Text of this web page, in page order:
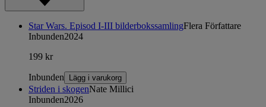
Star Wars. Episod I-III bilderbokssamlingFlera Författare
Inbunden2024
199 kr
Inbunden Lägg i varukorg
Striden i skogenNate Millici
Inbunden2026